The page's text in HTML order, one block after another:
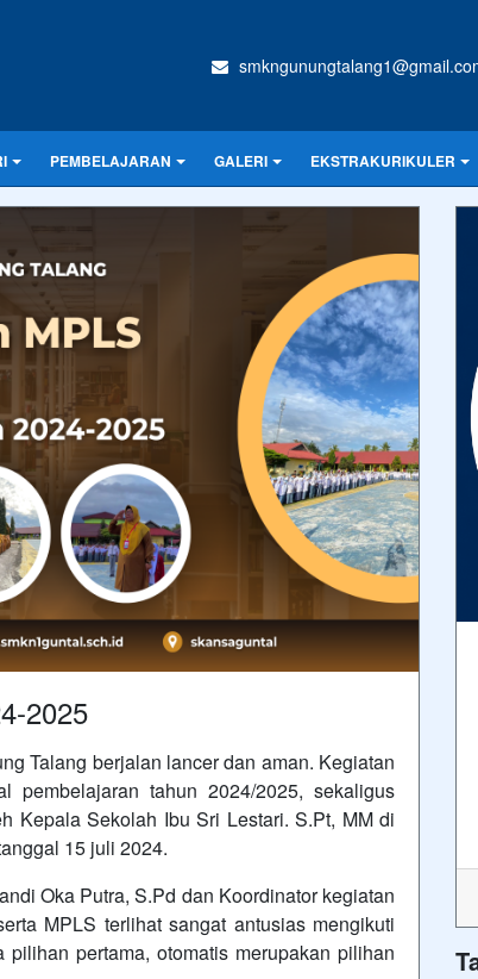
PEMBELAJARAN GALERI EKSTRAKURIKULER
2025
Talang berjalan lancer dan aman. Kegiatan
pembelajaran tahun 2024/2025, sekaligus
Kepala Sekolah Ibu Sri Lestari. S.Pt, MM di
15 juli 2024.
Oka Putra, S.Pd dan Koordinator kegiatan
MPLS terlihat sangat antusias mengikuti
pertama, otomatis merupakan pilihan